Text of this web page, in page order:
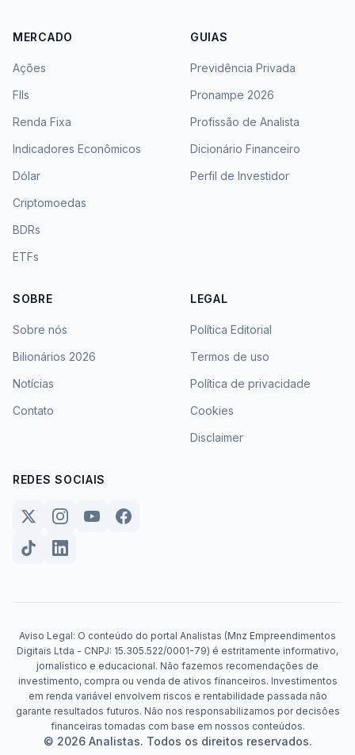
MERCADO
Ações
FIIs
Renda Fixa
Indicadores Econômicos
Dólar
Criptomoedas
BDRs
ETFs
GUIAS
Previdência Privada
Pronampe 2026
Profissão de Analista
Dicionário Financeiro
Perfil de Investidor
SOBRE
Sobre nós
Bilionários 2026
Notícias
Contato
LEGAL
Política Editorial
Termos de uso
Política de privacidade
Cookies
Disclaimer
REDES SOCIAIS
Aviso Legal: O conteúdo do portal Analistas (Mnz Empreendimentos
Digitais Ltda - CNPJ: 15.305.522/0001-79) é estritamente informativo,
jornalístico e educacional. Não fazemos recomendações de
investimento, compra ou venda de ativos financeiros. Investimentos
em renda variável envolvem riscos e rentabilidade passada não
garante resultados futuros. Não nos responsabilizamos por decisões
financeiras tomadas com base em nossos conteúdos.
© 2026 Analistas. Todos os direitos reservados.